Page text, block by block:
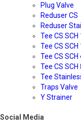
Plug Valve
Reduser CS
Reduser
Tee CS SCH
Tee CS SCH
Tee CS SCH
Tee CS SCH
Tee
Traps Valve
Y Strainer
Social Media